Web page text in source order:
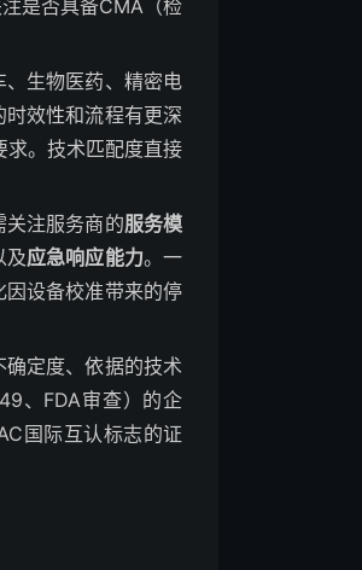
是否具备CMA（检
生物医药、精密电
效性和流程有更深
求。技术匹配度直接
关注服务商的服务模
及应急响应能力。一
设备校准带来的停
定度、依据的技术
、FDA审查）的企
国际互认标志的证